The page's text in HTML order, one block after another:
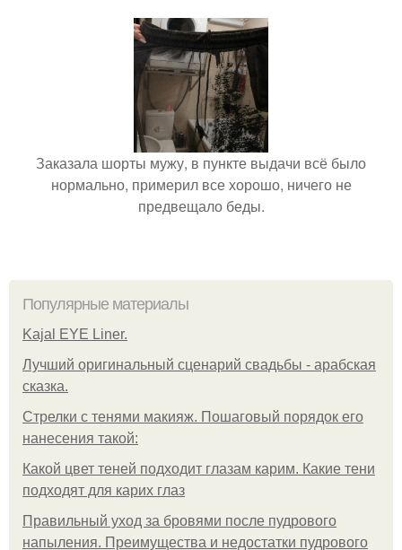
Заказала шорты мужу, в пункте выдачи всё было
нормально, примерил все хорошо, ничего не
предвещало беды.
Популярные материалы
Kajal EYE Liner.
Лучший оригинальный сценарий свадьбы - арабская
сказка.
Стрелки с тенями макияж. Пошаговый порядок его
нанесения такой:
Какой цвет теней подходит глазам карим. Какие тени
подходят для карих глаз
Правильный уход за бровями после пудрового
напыления. Преимущества и недостатки пудрового